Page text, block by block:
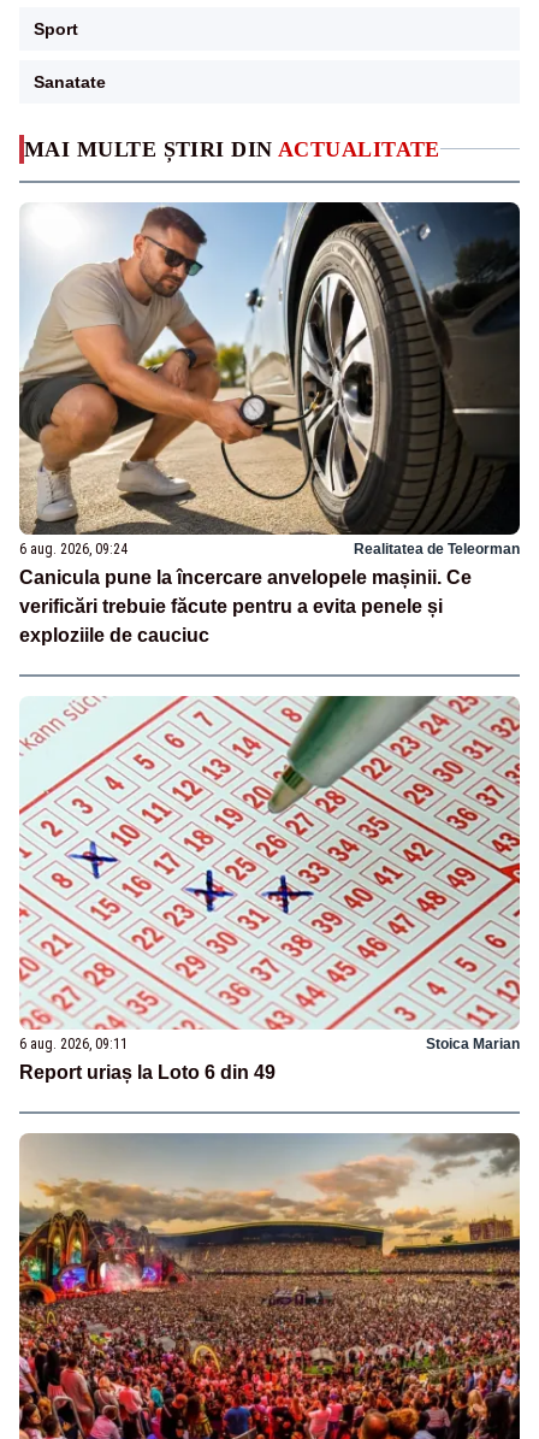
MAI MULTE ȘTIRI DIN ACTUALITATE
6 aug. 2026, 09:24 Realitatea de Teleorman
Canicula pune la încercare anvelopele mașinii. Ce
verificări trebuie făcute pentru a evita penele și
exploziile de cauciuc
6 aug. 2026, 09:11 Stoica Marian
Report uriaș la Loto 6 din 49
Sport
Sanatate